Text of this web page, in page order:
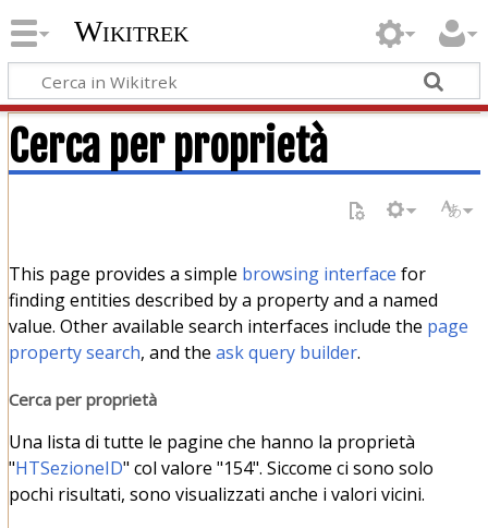
Wikitrek
Cerca per proprietà
This page provides a simple browsing interface for
finding entities described by a property and a named
value. Other available search interfaces include the page
property search, and the ask query builder.
Cerca per proprietà
Una lista di tutte le pagine che hanno la proprietà
"HTSezioneID" col valore "154". Siccome ci sono solo
pochi risultati, sono visualizzati anche i valori vicini.